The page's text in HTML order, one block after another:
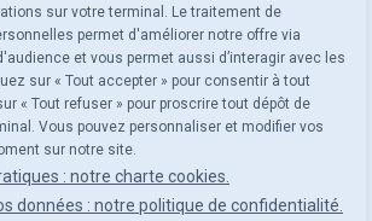
Simuler votre projet
01 48 70 03 43
Nous contacter
Haut de page
Site réalisé par Les Echos Publishing
Administration
Plan du site
Mentions légales et RGPD
Gestion des cookies
Charte cookies
Politique de confidentialité
sur votre terminal. Le traitement de
permet d'améliorer notre offre via
et vous permet aussi d’interagir avec les
sur « Tout accepter » pour consentir à tout
« Tout refuser » pour proscrire tout dépôt de
Vous pouvez personnaliser et modifier vos
sur notre site.
: notre charte cookies.
données : notre politique de confidentialité.